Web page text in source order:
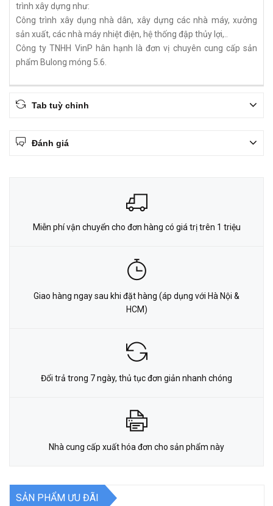
trình xây dựng như:
Công trình xây dụng nhà dân, xây dựng các nhà máy, xưởng
sản xuất, các nhà máy nhiệt điện, hệ thống đập thủy lợi,..
Công ty TNHH VinP hân hạnh là đơn vị chuyên cung cấp sản
phẩm Bulong móng 5.6.
Tab tuỳ chỉnh
Đánh giá
Miễn phí vận chuyển cho đơn hàng có giá trị trên 1 triệu
Giao hàng ngay sau khi đặt hàng (áp dụng với Hà Nội &
HCM)
Đổi trả trong 7 ngày, thủ tục đơn giản nhanh chóng
Nhà cung cấp xuất hóa đơn cho sản phẩm này
SẢN PHẨM ƯU ĐÃI